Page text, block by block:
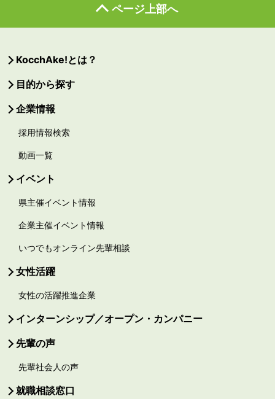
ページ上部へ
KocchAke!とは？
目的から探す
企業情報
採用情報検索
動画一覧
イベント
県主催イベント情報
企業主催イベント情報
いつでもオンライン先輩相談
女性活躍
女性の活躍推進企業
インターンシップ／オープン・カンパニー
先輩の声
先輩社会人の声
就職相談窓口